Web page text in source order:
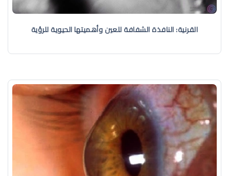
القرنية: النافذة الشفافة للعين وأهميتها الحيوية للرؤية